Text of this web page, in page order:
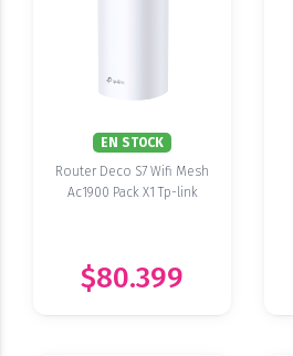
EN STOCK
Router Deco S7 Wifi Mesh
Ac1900 Pack X1 Tp-link
$80.399